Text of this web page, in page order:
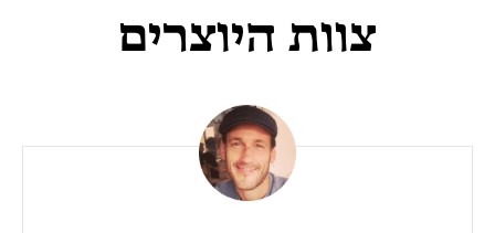
צוות היוצרים